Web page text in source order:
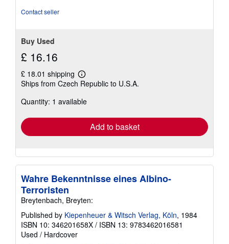
Contact seller
Buy Used
£ 16.16
£ 18.01 shipping
Learn
more
shipping
Ships from Czech Republic to U.S.A.
Quantity: 1 available
Add to basket
Wahre Bekenntnisse eines Albino-
Terroristen
Breytenbach, Breyten:
Published by Kiepenheuer & Witsch Verlag, Köln, 1984
ISBN 10: 346201658X / ISBN 13: 9783462016581
Used / Hardcover